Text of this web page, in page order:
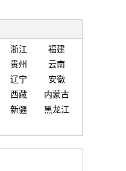
浙江
福建
贵州
云南
辽宁
安徽
西藏
内蒙古
新疆
黑龙江